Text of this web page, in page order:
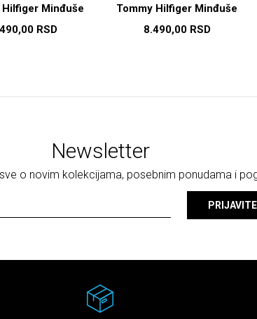
Hilfiger Minđuše
RSD
Tommy Hilfiger Minđuše
8.490,00 RSD
Newsletter
o novim kolekcijama, posebnim ponudama i